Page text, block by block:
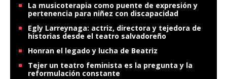
La musicoterapia como puente de expresión y
pertenencia para niñez con discapacidad
Egly Larreynaga: actriz, directora y tejedora de
historias desde el teatro salvadoreño
Honran el legado y lucha de Beatriz
Tejer un teatro feminista es la pregunta y la
reformulación constante